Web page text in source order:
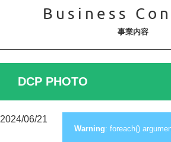
Business
事業内容
DCP PHOTO
2024/06/21
Warning: foreach()